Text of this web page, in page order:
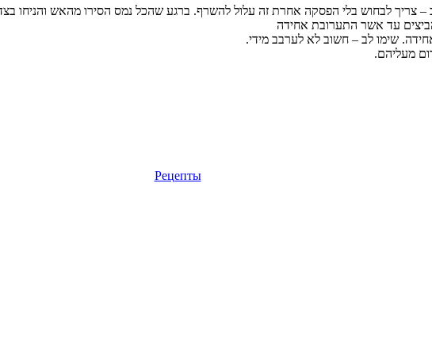
צריך לבחוש בלי הפסקה אחרת זה עלול להשרף. ברגע שהכל נמס הסירו מהאש והניחו בצד
עד אשר התערובת אחידה
שימו לב – חשוב לא לערבב מידי.
Рецепты